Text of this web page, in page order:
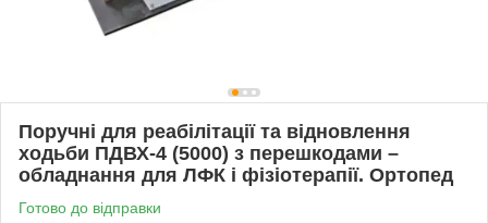
Поручні для реабілітації та відновлення
ходьби ПДВХ-4 (5000) з перешкодами –
обладнання для ЛФК і фізіотерапії. Ортопед
Готово до відправки